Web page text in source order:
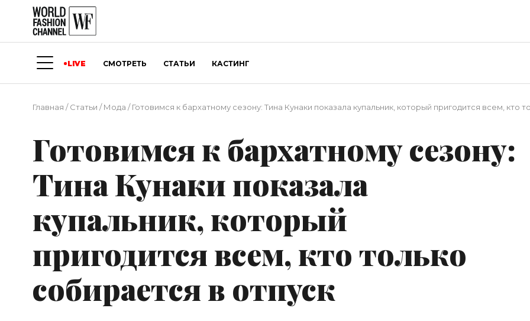
LIVE СМОТРЕТЬ СТАТЬИ КАСТИНГ
Главная /Статьи /Мода /Готовимся к бархатному сезону: Тина Кунаки показала купальник, который пригодится всем, кто
Готовимся к бархатному сезону:
Тина Кунаки показала
купальник, который
пригодится всем, кто только
собирается в отпуск